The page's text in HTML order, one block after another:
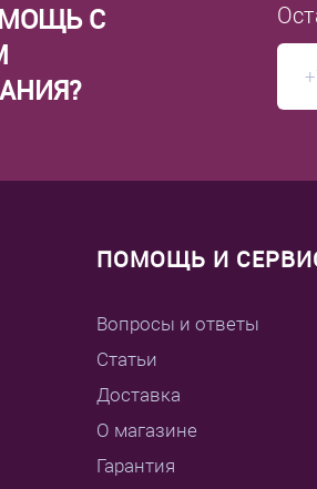
С
ПОМОЩЬ И
Вопросы и ответы
Статьи
Доставка
О магазине
Гарантия